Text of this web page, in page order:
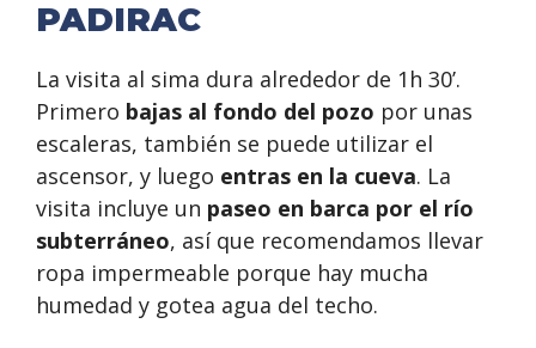
PADIRAC
La visita al sima dura alrededor de 1h 30’.
Primero bajas al fondo del pozo por unas
escaleras, también se puede utilizar el
ascensor, y luego entras en la cueva. La
visita incluye un paseo en barca por el río
subterráneo, así que recomendamos llevar
ropa impermeable porque hay mucha
humedad y gotea agua del techo.